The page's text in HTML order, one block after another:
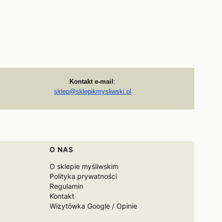
Kontakt e-mail:
sklep@sklepikmysliwski.pl
O NAS
O sklepie myśliwskim
Polityka prywatności
Regulamin
Kontakt
Wizytówka Google / Opinie